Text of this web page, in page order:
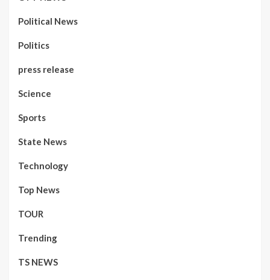
Political News
Politics
press release
Science
Sports
State News
Technology
Top News
TOUR
Trending
TS NEWS